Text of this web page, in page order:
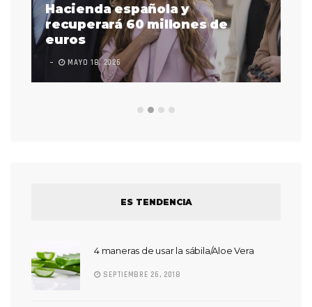
Hacienda española y
recuperará 60 millones de
euros
MAYO 18, 2026
ES TENDENCIA
4 maneras de usar la sábila/Aloe Vera
SEPTIEMBRE 26, 2018